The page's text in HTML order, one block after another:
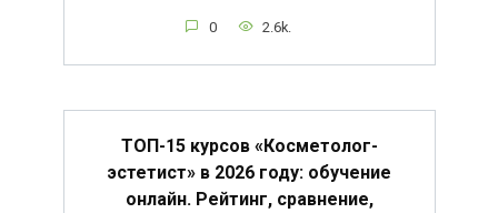
0 2.6k.
ТОП-15 курсов «Косметолог-
эстетист» в 2026 году: обучение
онлайн. Рейтинг, сравнение,